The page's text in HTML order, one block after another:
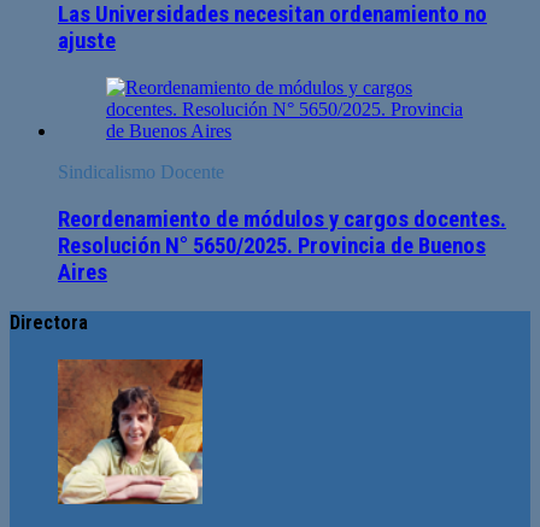
Las Universidades necesitan ordenamiento no
ajuste
Sindicalismo Docente
Reordenamiento de módulos y cargos docentes.
Resolución N° 5650/2025. Provincia de Buenos
Aires
Directora